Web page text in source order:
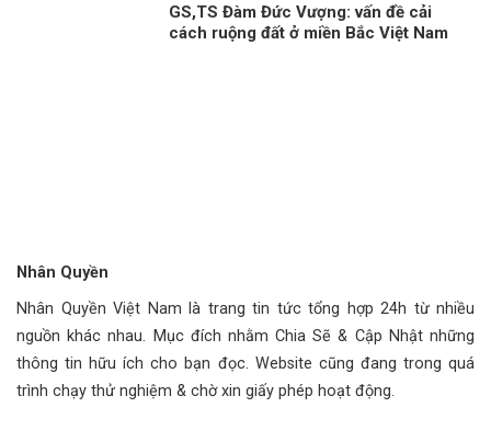
GS,TS Đàm Đức Vượng: vấn đề cải
cách ruộng đất ở miền Bắc Việt Nam
Nhân Quyền
Nhân Quyền Việt Nam là trang tin tức tổng hợp 24h từ nhiều
nguồn khác nhau. Mục đích nhằm Chia Sẽ & Cập Nhật những
thông tin hữu ích cho bạn đọc. Website cũng đang trong quá
trình chạy thử nghiệm & chờ xin giấy phép hoạt động.